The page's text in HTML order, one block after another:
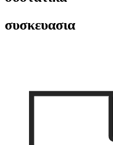
συσκευασια